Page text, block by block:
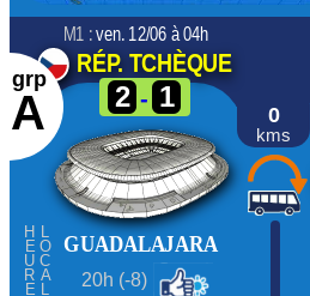
grp
A 0
kms
M1 : ven. 12/06 à 04h
RÉP. TCHÈQUE
2 - 1
GUADALAJARA
LOCAL
HEURE 20h (-8)